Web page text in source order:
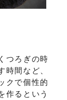
つろぎの時
時間など、
クで個性的
作るという